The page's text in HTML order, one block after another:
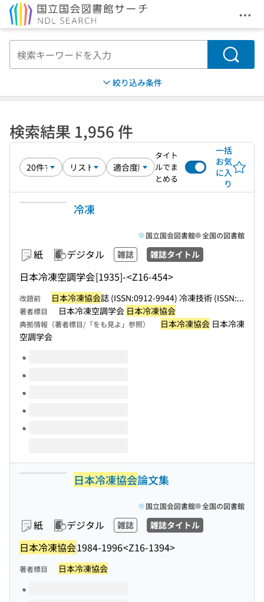
メ
検索
絞り込み条件
検索結果 1,956 件
タイト
ルでま
とめる
一括
お気
に入
り
冷凍
紙 デジタル 雑誌 雑誌タイトル
日本冷凍空調学会[1935]-<Z16-454>
国立国会図書館 全国の図書館
改題前 日本冷凍協会誌 (ISSN:0912-9944) 冷凍技術 (ISSN:...
著者標目 日本冷凍空調学会 日本冷凍協会
典拠情報（著者標目/「をも見よ」参照） 日本冷凍協会 日本冷凍
空調学会
このタイトルの巻号
日本冷凍協会論文集
紙 デジタル 雑誌 雑誌タイトル
日本冷凍協会1984-1996<Z16-1394>
国立国会図書館 全国の図書館
著者標目 日本冷凍協会
このタイトルの巻号